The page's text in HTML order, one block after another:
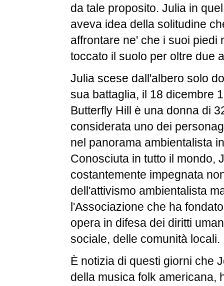
da tale proposito. Julia in
aveva idea della solitudine
affrontare ne' che i suoi piedi
toccato il suolo per oltre due
Julia scese dall'albero solo
sua battaglia, il 18 dicembre
Butterfly Hill è una donna di
considerata uno dei
nel panorama ambientalista
Conosciuta in tutto il mondo,
costantemente impegnata
dell'attivismo ambientalista
l'Associazione che ha
opera in difesa dei diritti
sociale, delle comunità locali.
È notizia di questi giorni che
della musica folk americana,